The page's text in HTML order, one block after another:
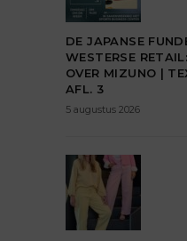
DE JAPANSE
WESTERSE
OVER MIZUNO |
AFL. 3
5 augustus 2026